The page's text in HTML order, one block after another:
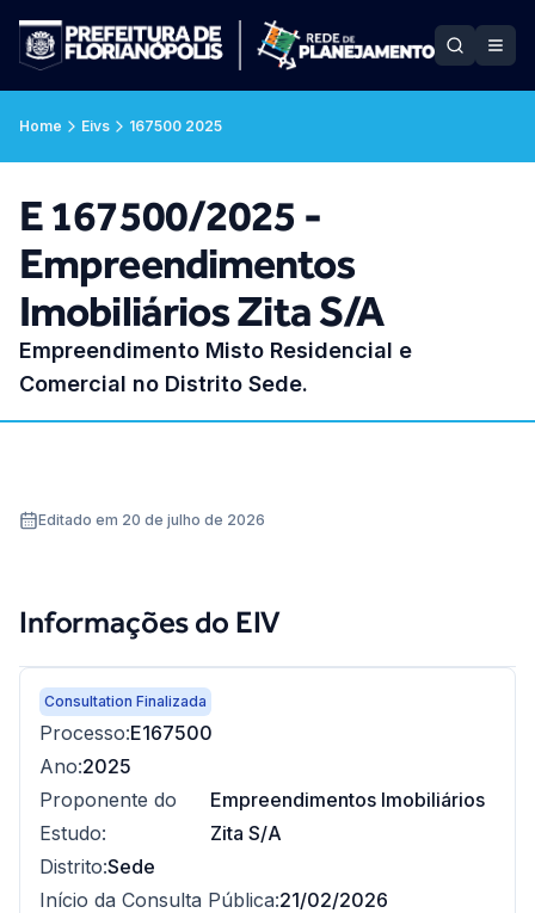
Home Eivs 167500 2025
E 167500/2025 -
Empreendimentos
Imobiliários Zita S/A
Empreendimento Misto Residencial e
Comercial no Distrito Sede.
Editado em 20 de julho de 2026
Informações do EIV
Consultation Finalizada
Processo:E167500
Ano:2025
Proponente do
Estudo:
Empreendimentos Imobiliários
Zita S/A
Distrito:Sede
Início da Consulta Pública:21/02/2026